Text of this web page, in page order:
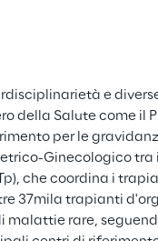
e
della Salute come il
per le
Ginecologico tra
che coordina i
37mila trapianti
malattie rare,